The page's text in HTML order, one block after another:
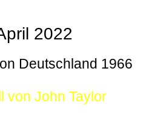
2022
Deutschland 1966
von John Taylor